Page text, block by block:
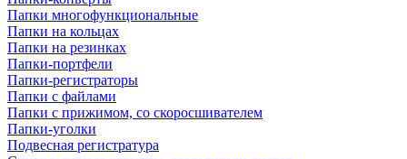
Папки многофункциональные
Папки на кольцах
Папки на резинках
Папки-портфели
Папки-регистраторы
Папки с файлами
Папки с прижимом, со скоросшивателем
Папки-уголки
Подвесная регистратура